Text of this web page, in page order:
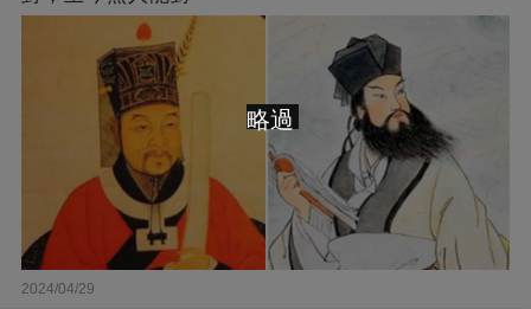
2024/04/29
略過